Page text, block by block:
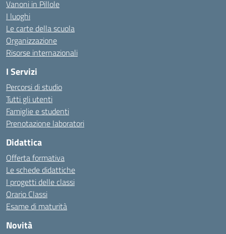
Vanoni in Pillole
I luoghi
Le carte della scuola
Organizzazione
Risorse internazionali
I Servizi
Percorsi di studio
Tutti gli utenti
Famiglie e studenti
Prenotazione laboratori
Didattica
Offerta formativa
Le schede didattiche
I progetti delle classi
Orario Classi
Esame di maturità
Novità